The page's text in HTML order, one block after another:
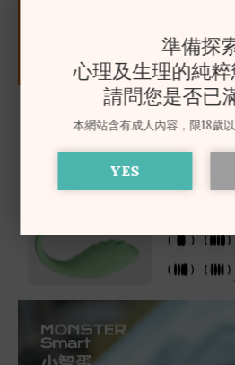
準備探
心理及生理的純粹
請問您是否已
本網站含有成人內容，限18歲
YES